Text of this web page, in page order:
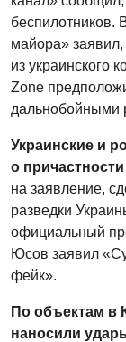
беспилотников.
майора» заявил,
из украинского
Zone
дальнобойными
Украинские и
о
на заявление,
разведки
официальный
Юсов заявил
фейк».
По объектам в
наносили